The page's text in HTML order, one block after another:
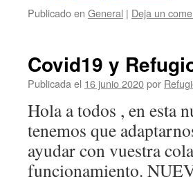
Publicado en General | Deja un
Covid19 y
Publicada el 16 junio 2020por
Hola a todos , en esta
tenemos que
ayudar con vuestra
funcionamiento.